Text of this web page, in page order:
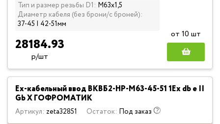
Тип и размер резьбы D1: М63х1,5
Диаметр кабеля (без брони/с броней):
37-45 | 42-51мм
28184.93
р/шт
от 10 шт
Ех-кабельный ввод ВКВБ2-НР-M63-45-51 1Ex db e II
Gb X ГОФРОМАТИК
Артикул: zeta32851 Остаток: Под заказ